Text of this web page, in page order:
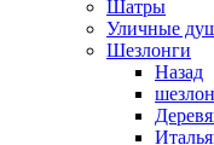
Шатры
Уличные
Шезлонги
Назад